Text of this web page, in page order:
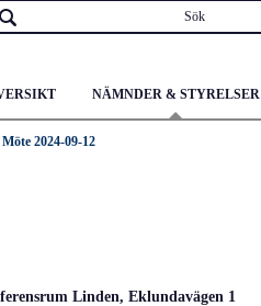
NÄMNDER & STYRELSER
Möte 2024-09-12
Linden, Eklundavägen 1